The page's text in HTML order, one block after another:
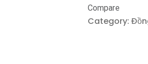
Compare
Category: